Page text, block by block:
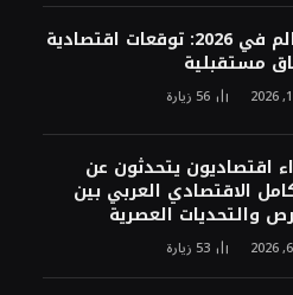
العالم في 2026: توقعات اقتصادية
مستقبلية
56 زيارة
اقتصاديون يتحدثون عن
الاقتصادي العربي بين
والتحديات العصرية
53 زيارة